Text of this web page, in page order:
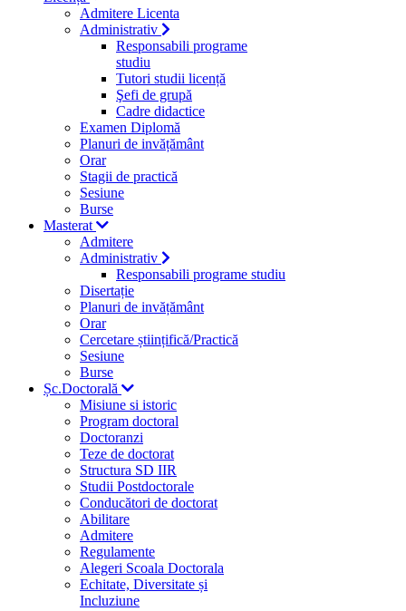
Admitere Licenta
Administrativ
Responsabili programe
studiu
Tutori studii licență
Şefi de grupă
Cadre didactice
Examen Diplomă
Planuri de invățământ
Orar
Stagii de practică
Sesiune
Burse
Masterat
Admitere
Administrativ
Responsabili programe studiu
Disertație
Planuri de invățământ
Orar
Cercetare științifică/Practică
Sesiune
Burse
Șc.Doctorală
Misiune si istoric
Program doctoral
Doctoranzi
Teze de doctorat
Structura SD IIR
Studii Postdoctorale
Conducători de doctorat
Abilitare
Admitere
Regulamente
Alegeri Scoala Doctorala
Echitate, Diversitate și
Incluziune